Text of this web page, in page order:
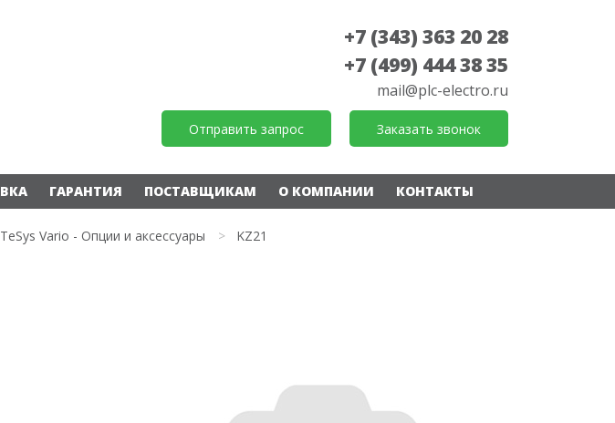
+7 (343) 363 20 28
+7 (499) 444 38 35
mail@plc-electro.ru
Отправить запрос Заказать звонок
ГАРАНТИЯ ПОСТАВЩИКАМ О КОМПАНИИ КОНТАКТЫ
TeSys Vario - Опции и аксессуары > KZ21